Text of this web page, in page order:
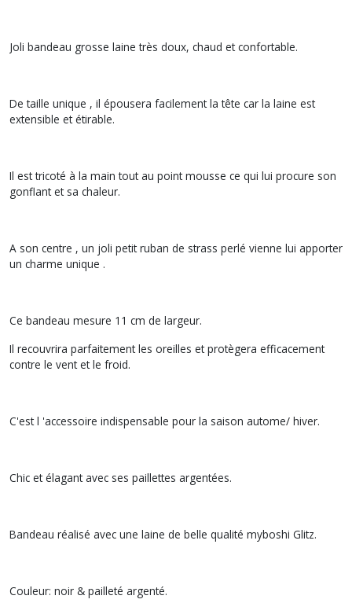
Joli bandeau grosse laine très doux, chaud et confortable.
De taille unique , il épousera facilement la tête car la laine est
extensible et étirable.
Il est tricoté à la main tout au point mousse ce qui lui procure son
gonflant et sa chaleur.
A son centre , un joli petit ruban de strass perlé vienne lui apporter
un charme unique .
Ce bandeau mesure 11 cm de largeur.
Il recouvrira parfaitement les oreilles et protègera efficacement
contre le vent et le froid.
C'est l 'accessoire indispensable pour la saison autome/ hiver.
Chic et élagant avec ses paillettes argentées.
Bandeau réalisé avec une laine de belle qualité myboshi Glitz.
Couleur: noir & pailleté argenté.